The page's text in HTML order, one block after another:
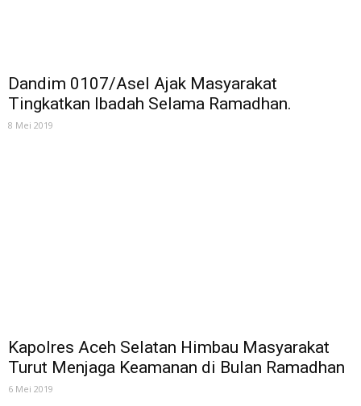
Dandim 0107/Asel Ajak Masyarakat
Tingkatkan Ibadah Selama Ramadhan.
8 Mei 2019
Kapolres Aceh Selatan Himbau Masyarakat
Turut Menjaga Keamanan di Bulan Ramadhan
6 Mei 2019